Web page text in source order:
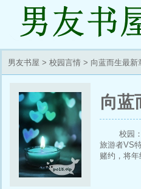
男友书屋 > 校园言情 > 向蓝而生最新
向蓝
校园
旅游者VS
赌约，将